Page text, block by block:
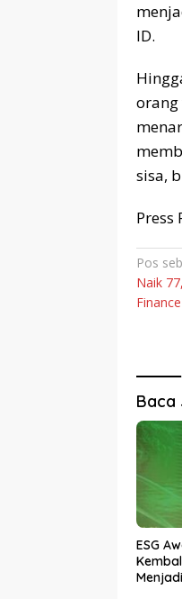
ID.
orang
sisa,
Press
pos
Pos
Naik
Baca
ESG